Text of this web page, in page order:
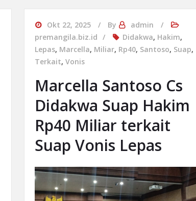
Okt 22, 2025 By
admin
premangila.biz.id
Didakwa, Hakim,
Lepas, Marcella, Miliar, Rp40, Santoso, Suap,
Terkait, Vonis
Marcella Santoso Cs
Didakwa Suap Hakim
Rp40 Miliar terkait
Suap Vonis Lepas